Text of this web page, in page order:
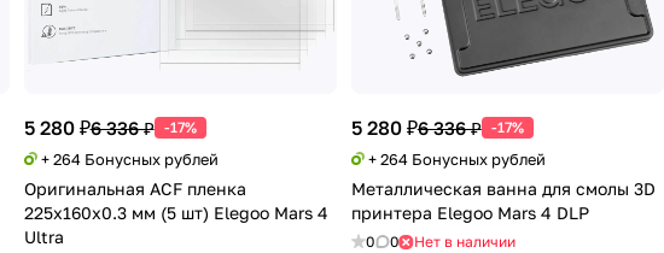
5 280 ₽6 336 ₽ -17%
+ 264 Бонусных рублей
Оригинальная ACF пленка
225x160x0.3 мм (5 шт) Elegoo Mars 4
Ultra
5 280 ₽6 336 ₽ -17%
+ 264 Бонусных рублей
Металлическая ванна для смолы 3D
принтера Elegoo Mars 4 DLP
0 0 Нет в наличии